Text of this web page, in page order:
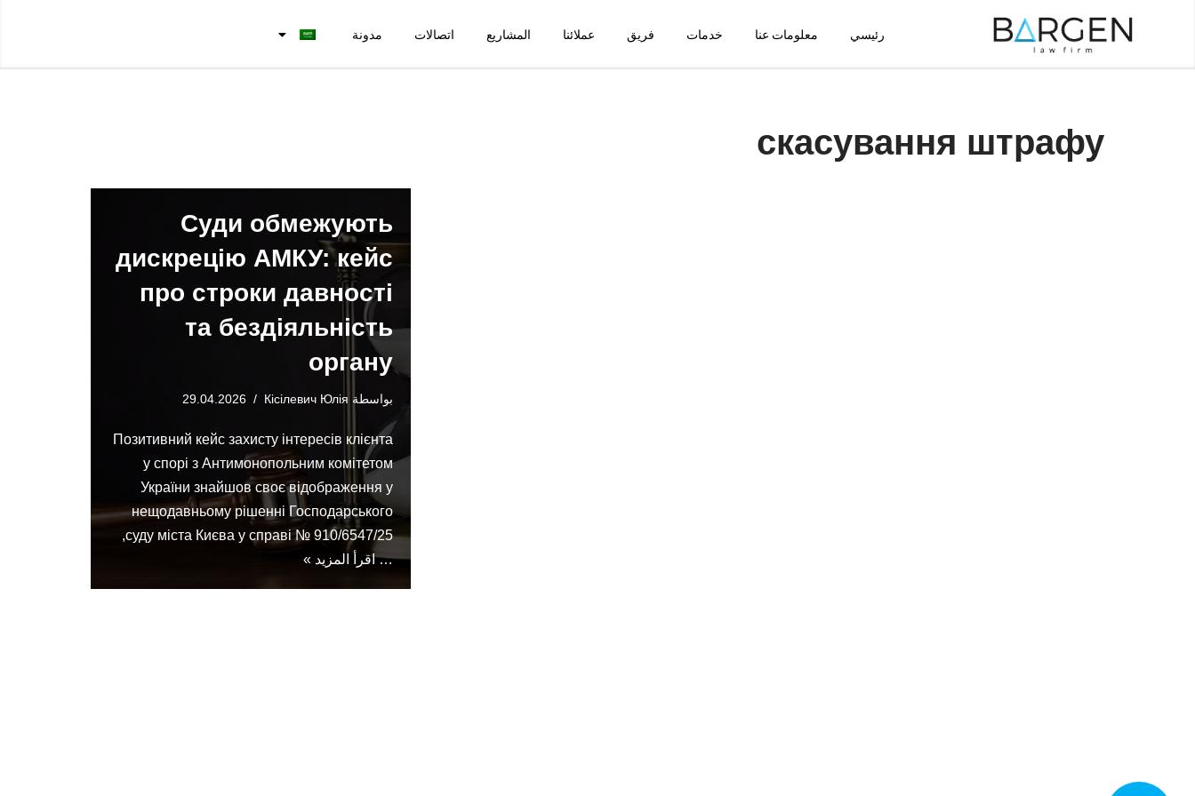
رئيسي معلومات عنا خدمات فريق عملائنا المشاريع اتصالات مدونة
скасування штрафу
Суди обмежують
дискрецію АМКУ: кейс
про строки давності
та бездіяльність
органу
بواسطة Кісілевич Юлія
29.04.2026
Позитивний кейс захисту інтересів клієнта
у спорі з Антимонопольним комітетом
України знайшов своє відображення у
нещодавньому рішенні Господарського
суду міста Києва у справі № 910/6547/25,
…اقرأ المزيد »